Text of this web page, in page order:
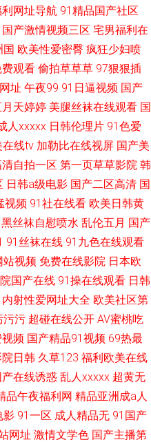
利网址导航 91精品国产社区
国产激情视频三区 宅男福利在
国 欧美性爱密臀 疯狂少妇喷
观看 偷拍草草草 97狠狠插
址 午夜99 91日逼视频 国产
天婷婷 美腿丝袜在线观看 国
人xxxxx 日韩伦理片 91色爱
在线tv 加勒比在线视屏 国产美
自拍一区 第一页草草影院 韩
日韩a级电影 国产二区高清 国
视频 91社在线看 欧美日韩黄
黑丝袜自慰喷水 乱伦五月 国产
91丝袜在线 91九色在线观看
站视频 免费在线影院 日本欧
国产在线 91操在线观看 日韩
内射性爱网址大全 欧美社区第
污污 超碰在线公开 AV蜜桃吃
频 国产精品91视频 69热最
日韩 久草123 福利欧美在线
产在线诱惑 乱人xxxxx 超黄无
品午夜福利网 精品亚洲成a人
影 91一区 成人精品无 91国产
网址 激情文学色 国产主播第